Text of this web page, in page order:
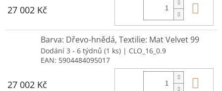
27 002 Kč
Barva: Dřevo-hnědá, Textilie: Mat Velvet 99
Dodání 3 - 6 týdnů (1 ks) | CLO_16_0.9
EAN: 5904484095017
27 002 Kč